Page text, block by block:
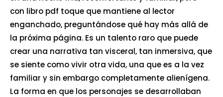
con libro pdf toque que mantiene al lector
enganchado, preguntándose qué hay más allá de
la próxima página. Es un talento raro que puede
crear una narrativa tan visceral, tan inmersiva, que
se siente como vivir otra vida, una que es a la vez
familiar y sin embargo completamente alienígena.
La forma en que los personajes se desarrollaban